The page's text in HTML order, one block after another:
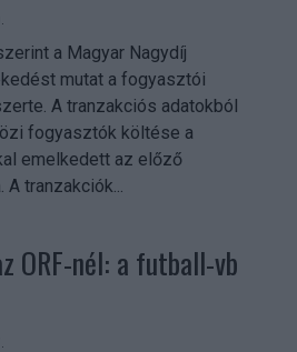
a Magyar Nagydíj
mutat a fogyasztói
A tranzakciós adatokból
fogyasztók költése a
emelkedett az előző
tranzakciók...
ORF-nél: a futball-vb